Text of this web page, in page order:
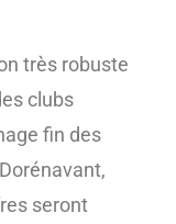
très robuste
clubs
fin des
seront